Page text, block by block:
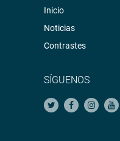
Inicio
Noticias
Contrastes
SÍGUENOS